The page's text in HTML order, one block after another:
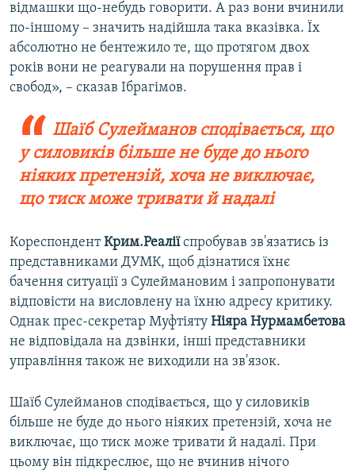
відмашки що-небудь говорити. А раз вони вчинили
по-іншому – значить надійшла така вказівка. Їх
абсолютно не бентежило те, що протягом двох
років вони не реагували на порушення прав і
свобод», – сказав Ібрагімов.
Шаїб Сулейманов сподівається, що
у силовиків більше не буде до нього
ніяких претензій, хоча не виключає,
що тиск може тривати й надалі
КореспондентКрим.Реаліїспробував зв'язатись із
представниками ДУМК, щоб дізнатися їхнє
бачення ситуації з Сулеймановим і запропонувати
відповісти на висловлену на їхню адресу критику.
Однак прес-секретар Муфтіяту Ніяра Нурмамбетова
не відповідала на дзвінки, інші представники
управління також не виходили на зв'язок.
Шаїб Сулейманов сподівається, що у силовиків
більше не буде до нього ніяких претензій, хоча не
виключає, що тиск може тривати й надалі. При
цьому він підкреслює, що не вчинив нічого